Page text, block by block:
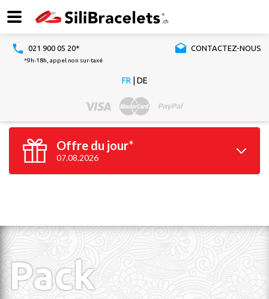
021 900 05 20* CONTACTEZ-NOUS
*9h-18h, appel non sur-taxé
FR DE
Offre du jour*
07.08.2026
100 braceletsGRATUITS*
Pack